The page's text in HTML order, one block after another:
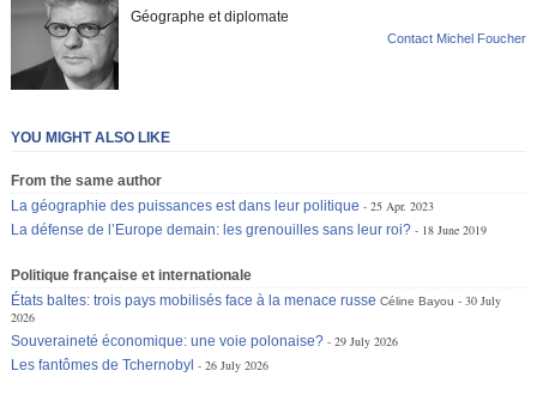
Géographe et diplomate
Contact Michel Foucher
YOU MIGHT ALSO LIKE
From the same author
La géographie des puissances est dans leur politique
25 Apr. 2023
La défense de l’Europe demain: les grenouilles sans leur roi?
18 June 2019
Politique française et internationale
États baltes: trois pays mobilisés face à la menace russe Céline Bayou
30 July
2026
Souveraineté économique: une voie polonaise?
29 July 2026
Les fantômes de Tchernobyl
26 July 2026